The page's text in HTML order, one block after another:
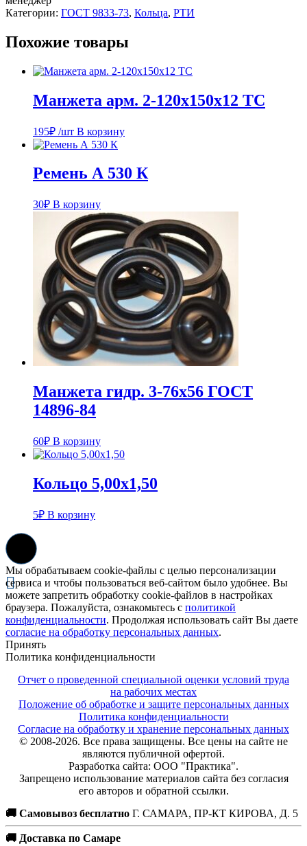
Категории: ГОСТ 9833-73, Кольца, РТИ
Похожие товары
Манжета арм. 2-120х150х12 ТС
195₽ /шт В корзину
Ремень А 530 К
30₽ В корзину
Манжета гидр. 3-76х56 ГОСТ
14896-84
60₽ В корзину
Кольцо 5,00х1,50
5₽ В корзину
Мы обрабатываем cookie-файлы с целью персонализации
сервиса и чтобы пользоваться веб-сайтом было удобнее. Вы
можете запретить обработку cookie-файлов в настройках
браузера. Пожалуйста, ознакомьтесь с политикой
конфиденциальности. Продолжая использовать сайт Вы даете
согласие на обработку персональных данных.
Принять
Политика конфиденциальности
Отчет о проведенной специальной оценки условий труда
на рабочих местах
Положение об обработке и защите персональных данных
Политика конфиденциальности
Согласие на обработку и хранение персональных данных
© 2008-2026. Все права защищены. Все цены на сайте не
являются публичной офертой.
Разработка сайта: ООО "Практика".
Запрещено использование материалов сайта без согласия
его авторов и обратной ссылки.
🚚 Самовывоз бесплатно Г. САМАРА, ПР-КТ КИРОВА, Д. 5
🚚 Доставка по Самаре